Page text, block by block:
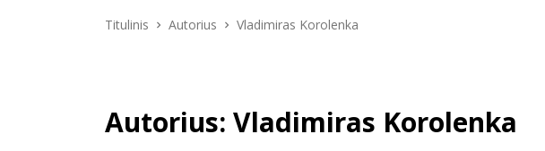
Titulinis Autorius Vladimiras Korolenka
Autorius: Vladimiras Korolenka